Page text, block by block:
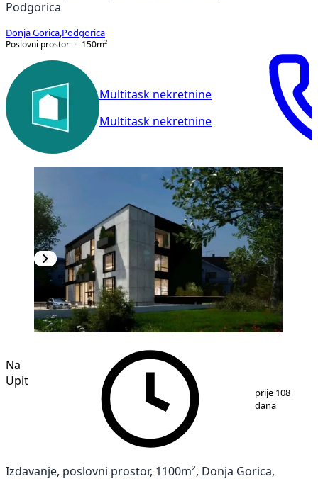
Podgorica
Donja Gorica Podgorica
Poslovni prostor
150m²
Multitask nekretnine
Multitask nekretnine
Na
Upit
prije 108
dana
Izdavanje, poslovni prostor, 1100m², Donja Gorica,